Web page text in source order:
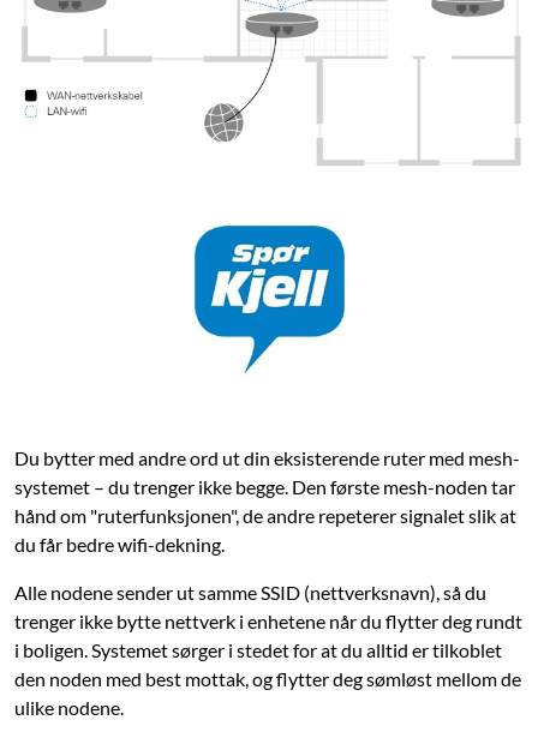
Du bytter med andre ord ut din eksisterende ruter med mesh-
systemet – du trenger ikke begge. Den første mesh-noden tar
hånd om "ruterfunksjonen", de andre repeterer signalet slik at
du får bedre wifi-dekning.
Alle nodene sender ut samme SSID (nettverksnavn), så du
trenger ikke bytte nettverk i enhetene når du flytter deg rundt
i boligen. Systemet sørger i stedet for at du alltid er tilkoblet
den noden med best mottak, og flytter deg sømløst mellom de
ulike nodene.